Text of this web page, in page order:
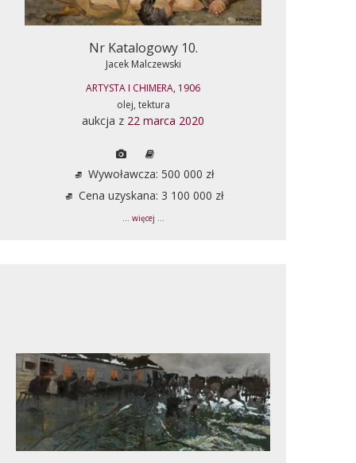
Nr Katalogowy 10.
Jacek Malczewski
ARTYSTA I CHIMERA, 1906
olej, tektura
aukcja z 22 marca 2020
Wywoławcza: 500 000 zł
Cena uzyskana: 3 100 000 zł
... więcej ...